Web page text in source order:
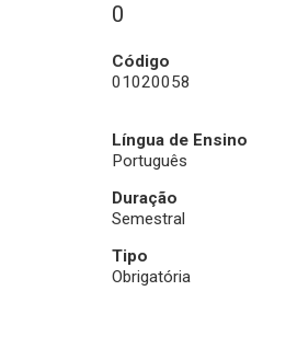
0
Código
01020058
Língua de Ensino
Português
Duração
Semestral
Tipo
Obrigatória